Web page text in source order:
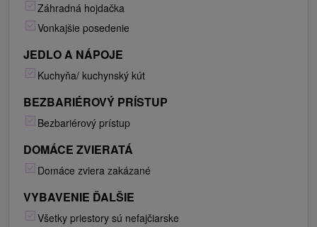
Záhradná hojdačka
Vonkajšie posedenie
JEDLO A NÁPOJE
Kuchyňa/ kuchynský kút
BEZBARIÉROVÝ PRÍSTUP
Bezbariérový prístup
DOMÁCE ZVIERATÁ
Domáce zviera zakázané
VYBAVENIE ĎALŠIE
Všetky priestory sú nefajčiarske